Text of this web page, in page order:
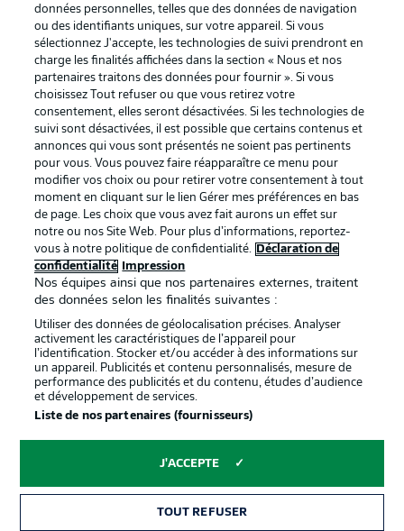
La publicité Conditions d’utilisation des
Mentions Légales Gérer mes préférences
Déclaration de
confidentialité
Diffuseurs
Travaux Contact
Impression Joueurs
© 2026 Bundesliga-Gruppe GmbH
Choisissez votre langue
données personnelles, telles que des données de navigation
ou des identifiants uniques, sur votre appareil. Si vous
sélectionnez J'accepte, les technologies de suivi prendront en
charge les finalités affichées dans la section « Nous et nos
partenaires traitons des données pour fournir ». Si vous
choisissez Tout refuser ou que vous retirez votre
consentement, elles seront désactivées. Si les technologies de
suivi sont désactivées, il est possible que certains contenus et
annonces qui vous sont présentés ne soient pas pertinents
pour vous. Vous pouvez faire réapparaître ce menu pour
modifier vos choix ou pour retirer votre consentement à tout
moment en cliquant sur le lien Gérer mes préférences en bas
de page. Les choix que vous avez fait aurons un effet sur
notre ou nos Site Web. Pour plus d’informations, reportez-
vous à notre politique de confidentialité.
Déclaration de
confidentialité
Impression
Nos équipes ainsi que nos partenaires externes, traitent
des données selon les finalités suivantes :
Utiliser des données de géolocalisation précises. Analyser
activement les caractéristiques de l’appareil pour
l’identification. Stocker et/ou accéder à des informations sur
un appareil. Publicités et contenu personnalisés, mesure de
performance des publicités et du contenu, études d’audience
et développement de services.
Liste de nos partenaires (fournisseurs)
J'ACCEPTE
TOUT REFUSER